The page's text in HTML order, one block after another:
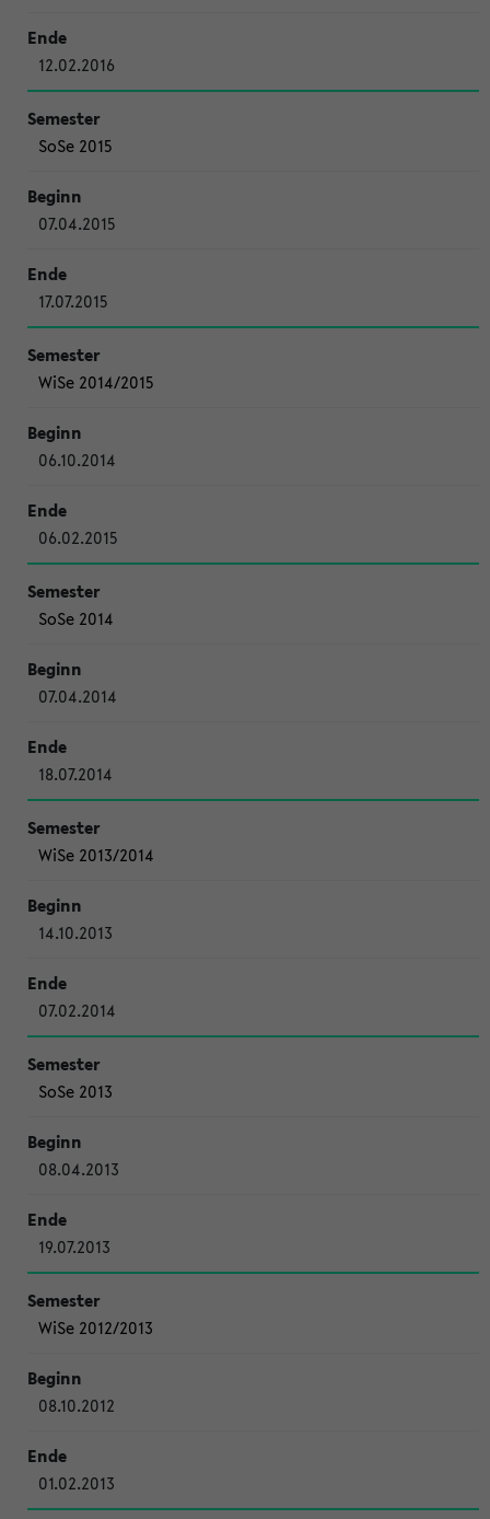
12.02.2016
SoSe 2015
07.04.2015
17.07.2015
WiSe 2014/2015
06.10.2014
06.02.2015
SoSe 2014
07.04.2014
18.07.2014
WiSe 2013/2014
14.10.2013
07.02.2014
SoSe 2013
08.04.2013
19.07.2013
WiSe 2012/2013
08.10.2012
01.02.2013